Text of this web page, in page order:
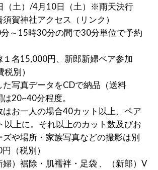
（土）/4月10日（土）※雨天決行
賀神社アクセス（リンク）
～15時30分の間で30分単位で予約
名15,000円、新郎新婦ペア参加
別）
写真データをCDで納品（送料
20~40分程度。
お一人の場合40カット以上、ペア
以上に。それ以上のカット数及びお
や場所・家族写真などの撮影は別
（税別）
）裾除・肌襦袢・足袋 、（新郎）V